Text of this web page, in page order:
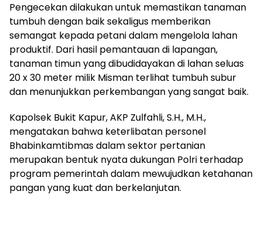
Pengecekan dilakukan untuk memastikan tanaman
tumbuh dengan baik sekaligus memberikan
semangat kepada petani dalam mengelola lahan
produktif. Dari hasil pemantauan di lapangan,
tanaman timun yang dibudidayakan di lahan seluas
20 x 30 meter milik Misman terlihat tumbuh subur
dan menunjukkan perkembangan yang sangat baik.
Kapolsek Bukit Kapur, AKP Zulfahli, S.H., M.H.,
mengatakan bahwa keterlibatan personel
Bhabinkamtibmas dalam sektor pertanian
merupakan bentuk nyata dukungan Polri terhadap
program pemerintah dalam mewujudkan ketahanan
pangan yang kuat dan berkelanjutan.